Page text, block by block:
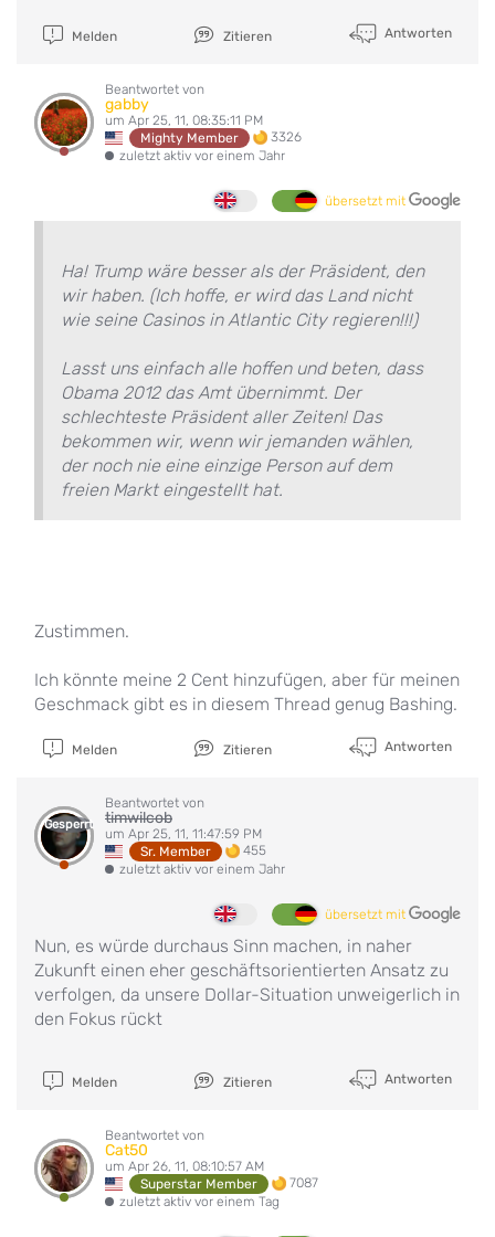
Melden Zitieren Antworten
Beantwortet von
gabby
um Apr 25, 11, 08:35:11 PM
Mighty Member
3326
zuletzt aktiv vor einem Jahr
übersetzt mit
Ha! Trump wäre besser als der Präsident, den
wir haben. (Ich hoffe, er wird das Land nicht
wie seine Casinos in Atlantic City regieren!!!)
Lasst uns einfach alle hoffen und beten, dass
Obama 2012 das Amt übernimmt. Der
schlechteste Präsident aller Zeiten! Das
bekommen wir, wenn wir jemanden wählen,
der noch nie eine einzige Person auf dem
freien Markt eingestellt hat.
Zustimmen.
Ich könnte meine 2 Cent hinzufügen, aber für meinen
Geschmack gibt es in diesem Thread genug Bashing.
Melden Zitieren Antworten
Gesperrt
Beantwortet von
timwilcob
um Apr 25, 11, 11:47:59 PM
Sr. Member
455
zuletzt aktiv vor einem Jahr
übersetzt mit
Nun, es würde durchaus Sinn machen, in naher
Zukunft einen eher geschäftsorientierten Ansatz zu
verfolgen, da unsere Dollar-Situation unweigerlich in
den Fokus rückt
Melden Zitieren Antworten
Beantwortet von
Cat50
um Apr 26, 11, 08:10:57 AM
Superstar Member
7087
zuletzt aktiv vor einem Tag